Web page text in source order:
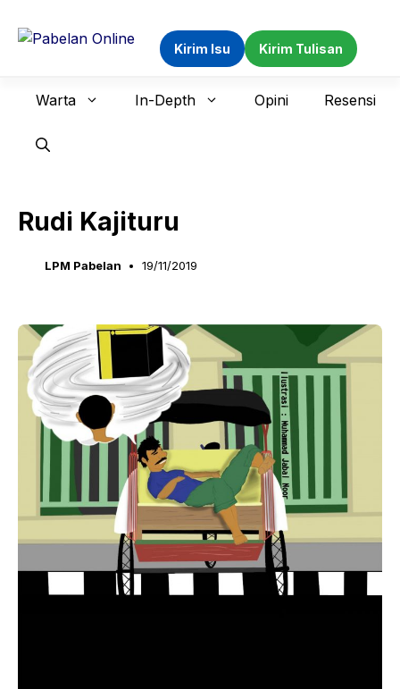
Kirim Isu Kirim Tulisan
Warta In-Depth Opini Resensi
Rudi Kajituru
LPM Pabelan 19/11/2019